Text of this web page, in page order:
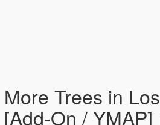
More Trees in
[Add-On / YMAP]